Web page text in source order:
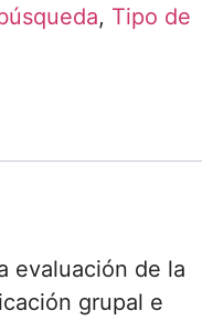
, Tipo de
evaluación de la
grupal e